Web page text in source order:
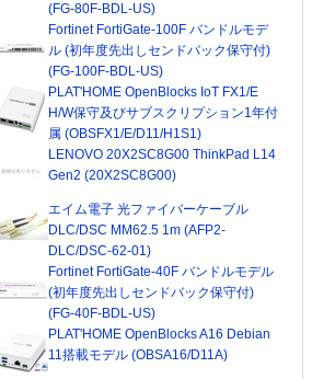
(FG-80F-BDL-US)
Fortinet FortiGate-100F バンドルモデ
ル (初年度先出しセンドバック保守付)
(FG-100F-BDL-US)
PLAT'HOME OpenBlocks IoT FX1/E
H/W保守及びサブスクリプション1年付
属 (OBSFX1/E/D11/H1S1)
LENOVO 20X2SC8G00 ThinkPad L14
Gen2 (20X2SC8G00)
エイム電子 光ファイバーケーブル
DLC/DSC MM62.5 1m (AFP2-
DLC/DSC-62-01)
Fortinet FortiGate-40F バンドルモデル
(初年度先出しセンドバック保守付)
(FG-40F-BDL-US)
PLAT'HOME OpenBlocks A16 Debian
11搭載モデル (OBSA16/D11A)